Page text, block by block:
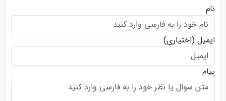
نام
ایمیل (اختیاری)
پیام